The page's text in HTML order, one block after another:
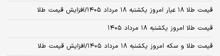
قیمت طلا ۱۸ عیار امروز یکشنبه ۱۸ مرداد ۱۴۰۵/افزایش قیمت طلا
قیمت طلا امروز یکشنبه ۱۸ مرداد ۱۴۰۵
قیمت طلا و سکه امروز یکشنبه ۱۸ مرداد ۱۴۰۵/افزایش قیمت طلا